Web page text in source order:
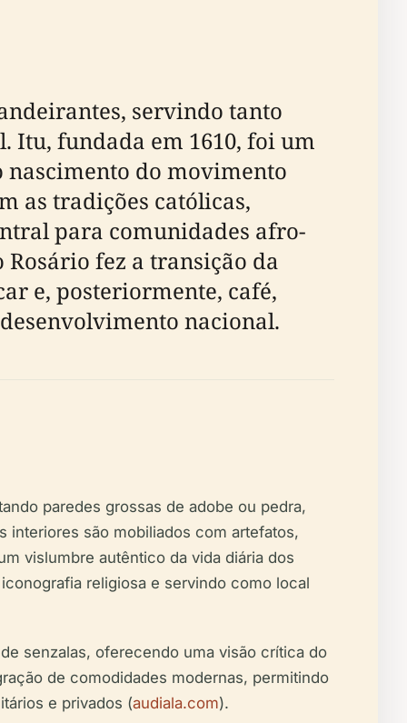
servindo tanto
Itu, fundada em 1610, foi um
nascimento do movimento
as tradições católicas,
para comunidades afro-
Rosário fez a transição da
e, posteriormente, café,
nacional.
paredes grossas de adobe ou pedra,
interiores são mobiliados com artefatos,
vislumbre autêntico da vida diária dos
religiosa e servindo como local
senzalas, oferecendo uma visão crítica do
de comodidades modernas, permitindo
e privados (audiala.com).